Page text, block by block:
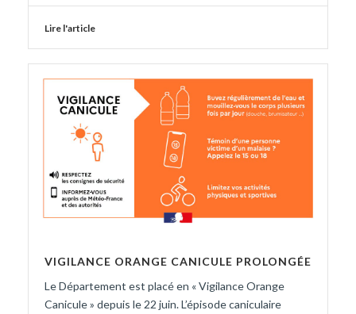
Lire l'article
VIGILANCE ORANGE CANICULE PROLONGÉE
Le Département est placé en « Vigilance Orange
Canicule » depuis le 22 juin. L’épisode caniculaire